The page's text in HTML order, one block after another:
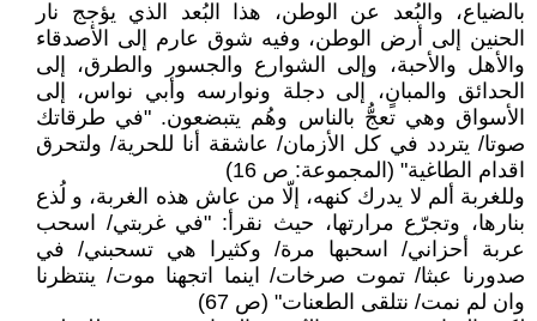
بالضياع، والبُعد عن الوطن، هذا البُعد الذي يؤجج نار
الحنين إلى أرض الوطن، وفيه شوق عارم إلى الأصدقاء
والأهل والأحبة، وإلى الشوارع والجسور والطرق، إلى
الحدائق والمبانٍ، إلى دجلة ونوارسه وأبي نواس، إلى
الأسواق وهي تعجُّ بالناس وهُم يتبضعون. "في طرقاتك
صوتا/ يتردد في كل الأزمان/ عاشقة أنا للحرية/ ولتحرق
اقدام الطاغية" (المجموعة: ص 16)
وللغربة ألم لا يدرك كنهه، إلّا من عاش هذه الغربة، و لُذع
بنارها، وتجرّع مرارتها، حيث نقرأ: "في غربتي/ اسحب
عربة أحزاني/ اسحبها مرة/ وكثيرا هي تسحبني/ في
صدورنا عبثا/ تموت صرخات/ اينما اتجهنا موت/ ينتظرنا
وان لم نمت/ نتلقى الطعنات" (ص 67)